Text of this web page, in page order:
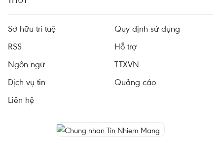
Sở hữu trí tuệ
Quy định sử dụng
RSS
Hỗ trợ
Ngôn ngữ
TTXVN
Dịch vụ tin
Quảng cáo
Liên hệ